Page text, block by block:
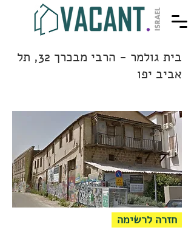
בית גולמר - הרבי מבכרך 32, תל
אביב יפו
חזרה לרשימה